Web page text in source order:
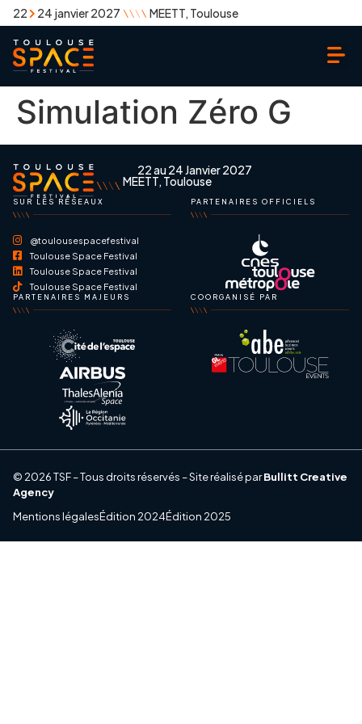
22 24 janvier 2027 MEETT, Toulouse
Simulation Zéro G
22 au 24 Janvier 2027
MEETT, Toulouse
SUR LES RÉSEAUX
@toulousespacefestival
Toulouse Space Festival
Toulouse Space Festival
Toulouse Space Festival
PARTENAIRES OFFICIELS
PARTENAIRES MAJEURS COORGANISÉ PAR
© 2026 TSF – Tous droits réservés – Site réalisé parBullitt Creative
Agency
Mentions légalesÉdition 2024Édition 2025